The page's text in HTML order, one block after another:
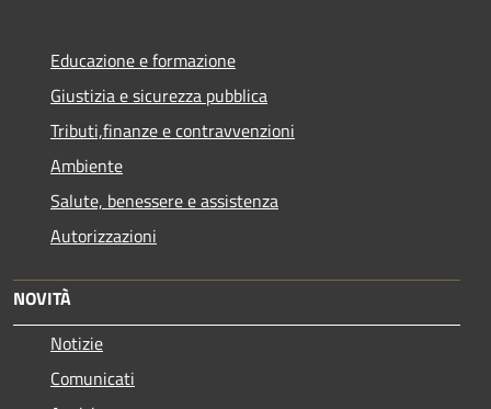
Educazione e formazione
Giustizia e sicurezza pubblica
Tributi,finanze e contravvenzioni
Ambiente
Salute, benessere e assistenza
Autorizzazioni
NOVITÀ
Notizie
Comunicati